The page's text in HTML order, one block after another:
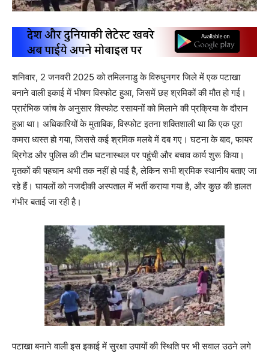
शनिवार, 2 जनवरी 2025 को तमिलनाडु के विरुधुनगर जिले में एक पटाखा
बनाने वाली इकाई में भीषण विस्फोट हुआ, जिसमें छह श्रमिकों की मौत हो गई।
प्रारंभिक जांच के अनुसार विस्फोट रसायनों को मिलाने की प्रक्रिया के दौरान
हुआ था। अधिकारियों के मुताबिक, विस्फोट इतना शक्तिशाली था कि एक पूरा
कमरा ध्वस्त हो गया, जिससे कई श्रमिक मलबे में दब गए। घटना के बाद, फायर
ब्रिगेड और पुलिस की टीम घटनास्थल पर पहुंची और बचाव कार्य शुरू किया।
मृतकों की पहचान अभी तक नहीं हो पाई है, लेकिन सभी श्रमिक स्थानीय बताए जा
रहे हैं। घायलों को नजदीकी अस्पताल में भर्ती कराया गया है, और कुछ की हालत
गंभीर बताई जा रही है।
पटाखा बनाने वाली इस इकाई में सुरक्षा उपायों की स्थिति पर भी सवाल उठने लगे